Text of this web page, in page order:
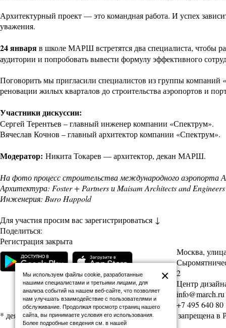
Архитектурный проект — это командная работа. И успех
уважения.
24 январяв школе МАРШ встретятся два специалиста, чтобы
аудитории и попробовать вывести формулу эффективного
Поговорить мы пригласили специалистов из группы
реновации жилых кварталов до строительства аэропортов и
Участники дискуссии:
Сергей Терентьев – главный инженер компании «Спектрум».
Вячеслав Кочнов – главный архитектор компании «Спектрум».
Модератор: Никита Токарев — архитектор, декан МАРШ.
На фото процесс строительства международного аэропорта
Архитектура: Foster + Partners и Maisam Architects and Engineers
Инженерия: Buro Happold
Для участия просим вас зарегистрироваться ↓
Поделиться:
Регистрация закрыта
Москва,
2
Центр
info@march.ru
+7 495 640 80
* деятельность Meta (соцсети Facebook и Instagram) запрещена в
×
Мы используем файлы cookie, разработанные
нашими специалистами и третьими лицами, для
анализа событий на нашем веб-сайте, что позволяет
нам улучшать взаимодействие с пользователями и
обслуживание. Продолжая просмотр страниц нашего
сайта, вы принимаете условия его использования.
Более подробные сведения см. в нашей